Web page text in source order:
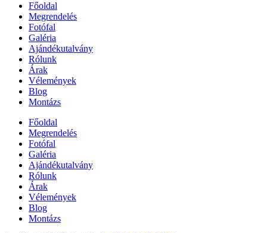
Főoldal
Megrendelés
Fotófal
Galéria
Ajándékutalvány
Rólunk
Árak
Vélemények
Blog
Montázs
Főoldal
Megrendelés
Fotófal
Galéria
Ajándékutalvány
Rólunk
Árak
Vélemények
Blog
Montázs